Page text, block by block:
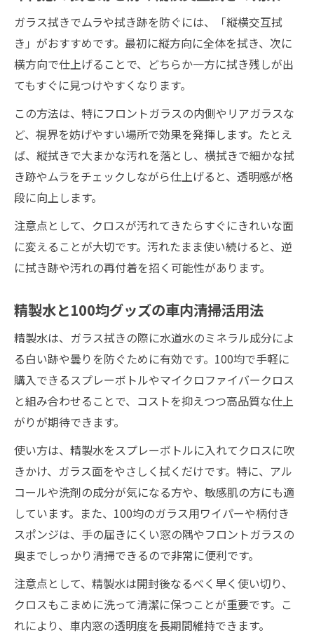
ガラス拭きでムラや拭き跡を防ぐには、「縦横交互拭
き」がおすすめです。最初に縦方向に全体を拭き、次に
横方向で仕上げることで、どちらか一方に拭き残しが出
てもすぐに見つけやすくなります。
この方法は、特にフロントガラスの内側やリアガラスな
ど、視界を妨げやすい場所で効果を発揮します。たとえ
ば、縦拭きで大まかな汚れを落とし、横拭きで細かな拭
き跡やムラをチェックしながら仕上げると、透明感が格
段に向上します。
注意点として、クロスが汚れてきたらすぐにきれいな面
に変えることが大切です。汚れたまま使い続けると、逆
に拭き跡や汚れの再付着を招く可能性があります。
精製水と100均グッズの車内清掃活用法
精製水は、ガラス拭きの際に水道水のミネラル成分によ
る白い跡や曇りを防ぐために有効です。100均で手軽に
購入できるスプレーボトルやマイクロファイバークロス
と組み合わせることで、コストを抑えつつ高品質な仕上
がりが期待できます。
使い方は、精製水をスプレーボトルに入れてクロスに吹
きかけ、ガラス面をやさしく拭くだけです。特に、アル
コールや洗剤の成分が気になる方や、敏感肌の方にも適
しています。また、100均のガラス用ワイパーや柄付き
スポンジは、手の届きにくい窓の隅やフロントガラスの
奥までしっかり清掃できるので非常に便利です。
注意点として、精製水は開封後なるべく早く使い切り、
クロスもこまめに洗って清潔に保つことが重要です。こ
れにより、車内窓の透明度を長期間維持できます。